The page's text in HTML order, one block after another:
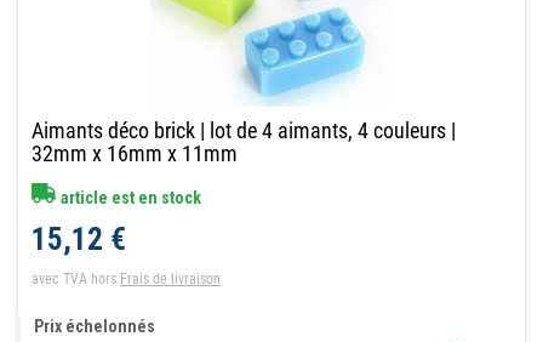
Aimants déco brick | lot de 4 aimants, 4 couleurs |
32mm x 16mm x 11mm
article est en stock
15,12 €
avec TVA hors Frais de livraison
Prix échelonnés